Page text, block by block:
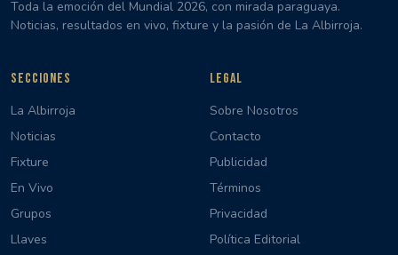
Toda la emoción del Mundial 2026, con mirada paraguaya.
Noticias, resultados en vivo, fixture y la pasión de La Albirroja.
SECCIONES
La Albirroja
Noticias
Fixture
En Vivo
Grupos
Llaves
LEGAL
Sobre Nosotros
Contacto
Publicidad
Términos
Privacidad
Política Editorial